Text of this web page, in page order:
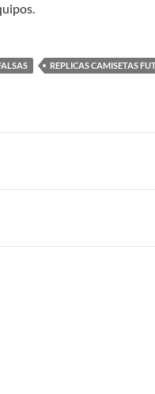
REPLICAS CAMISETAS